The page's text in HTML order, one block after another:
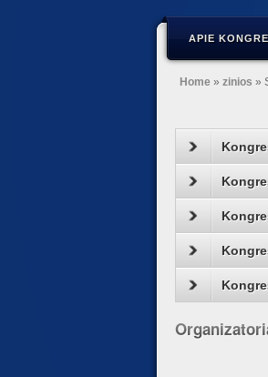
APIE
Home » zinios »